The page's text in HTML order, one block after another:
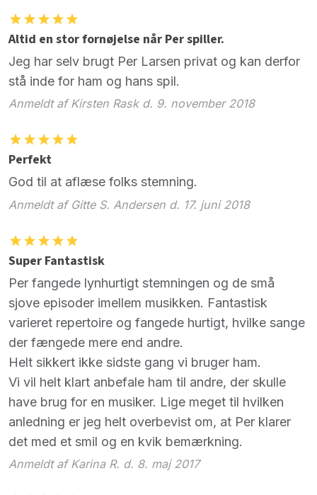
Altid en stor fornøjelse når Per spiller.
Jeg har selv brugt Per Larsen privat og kan derfor
stå inde for ham og hans spil.
Anmeldt af Kirsten Rask d. 9. november 2018
Perfekt
God til at aflæse folks stemning.
Anmeldt af Gitte S. Andersen d. 17. juni 2018
Super Fantastisk
Per fangede lynhurtigt stemningen og de små
sjove episoder imellem musikken. Fantastisk
varieret repertoire og fangede hurtigt, hvilke sange
der fængede mere end andre.
Helt sikkert ikke sidste gang vi bruger ham.
Vi vil helt klart anbefale ham til andre, der skulle
have brug for en musiker. Lige meget til hvilken
anledning er jeg helt overbevist om, at Per klarer
det med et smil og en kvik bemærkning.
Anmeldt af Karina R. d. 8. maj 2017